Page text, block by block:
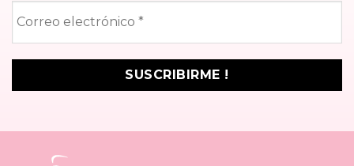
electrónico
*